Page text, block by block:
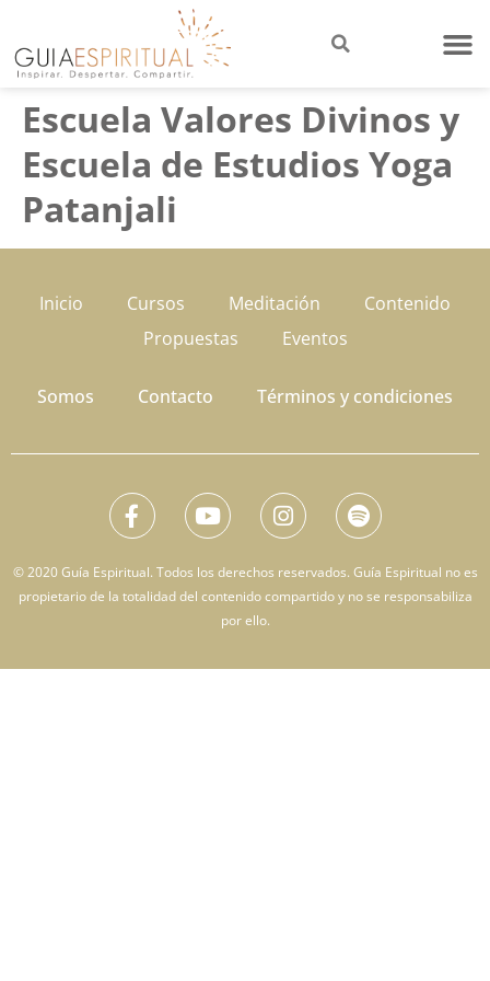
Escuela Valores Divinos y
Escuela de Estudios Yoga
Patanjali
Inicio Cursos Meditación
Contenido
Propuestas
Eventos
Somos Contacto Términos y condiciones
© 2020 Guía Espiritual. Todos los derechos reservados. Guía Espiritual no es
propietario de la totalidad del contenido compartido y no se responsabiliza
por ello.